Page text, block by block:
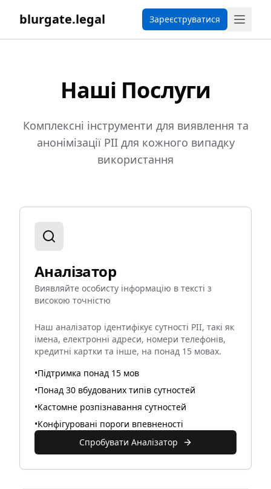
blurgate.legal Зареєструватися
Наші Послуги
Комплексні інструменти для виявлення та
анонімізації PII для кожного випадку
використання
Аналізатор
Виявляйте особисту інформацію в тексті з
високою точністю
Наш аналізатор ідентифікує сутності PII, такі як
імена, електронні адреси, номери телефонів,
кредитні картки та інше, на понад 15 мовах.
•Підтримка понад 15 мов
•Понад 30 вбудованих типів сутностей
•Кастомне розпізнавання сутностей
•Конфігуровані пороги впевненості
Спробувати Аналізатор